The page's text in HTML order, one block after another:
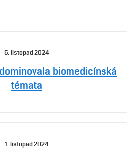
5. listopad 2024
biomedicínská
témata
1. listopad 2024